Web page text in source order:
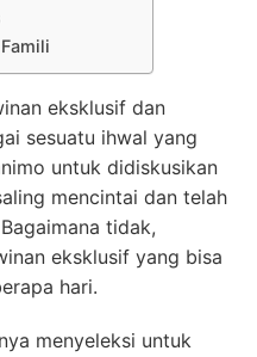
eksklusif dan
sesuatu ihwal yang
untuk didiskusikan
mencintai dan telah
tidak,
eksklusif yang bisa
hari.
menyeleksi untuk